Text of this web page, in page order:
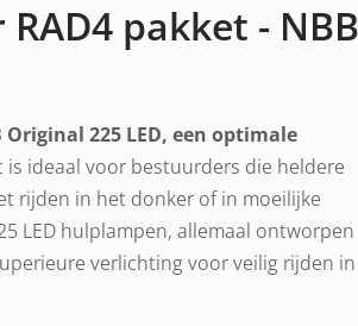
pakket - NBB
225 LED, een optimale
ideaal voor bestuurders die heldere
rijden in het donker of in moeilijke
LED hulplampen, allemaal ontworpen
verlichting voor veilig rijden in